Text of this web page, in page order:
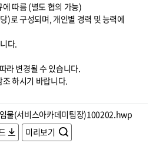
따름 (별도 협의 가능)
)로 구성되며, 개인별 경력 및 능력에
다.
라 변경될 수 있습니다.
하시기 바랍니다.
물(서비스아카데미팀장)100202.hwp
미리보기